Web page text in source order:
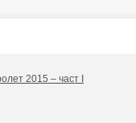
2015 – част I